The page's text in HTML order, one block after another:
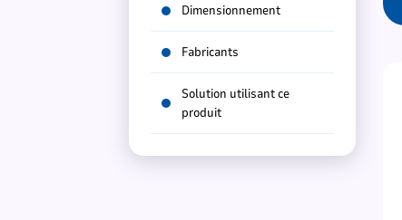
Dimensionnement
Fabricants
Solution utilisant ce
produit